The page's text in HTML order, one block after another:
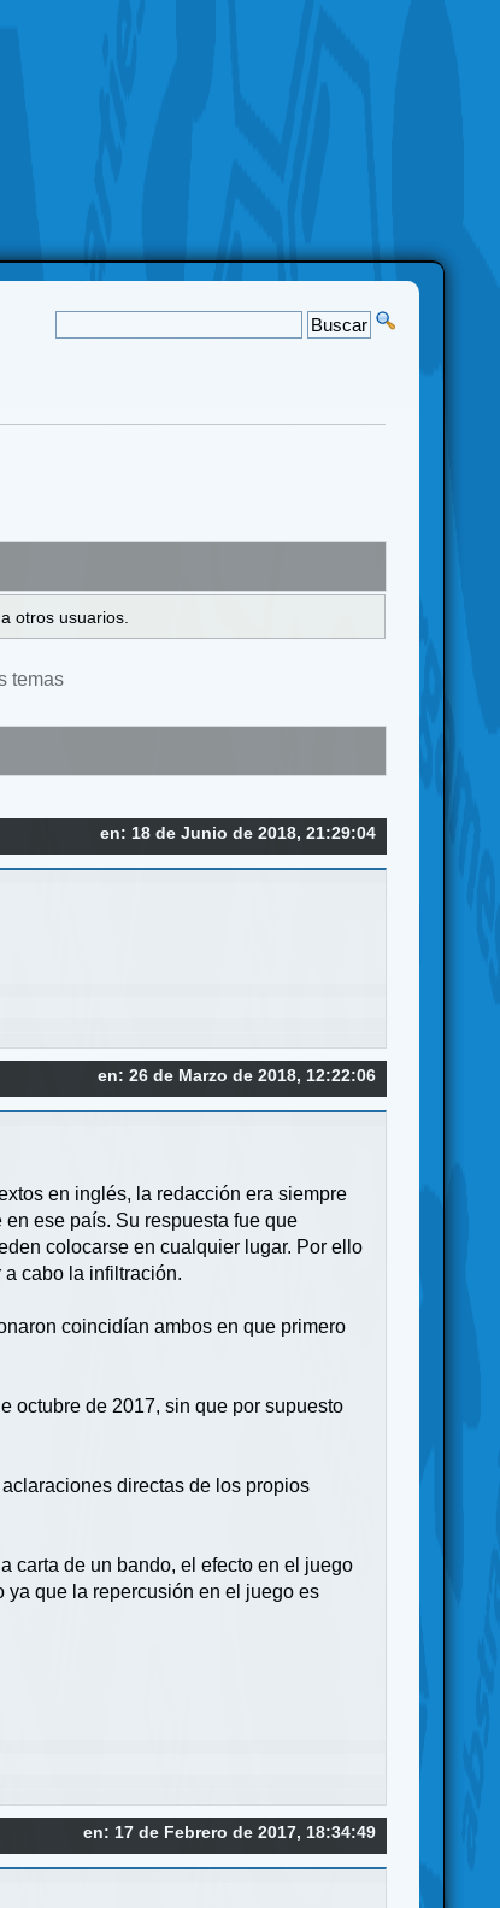
otros usuarios.
temas
en: 18 de Junio de 2018, 21:29:04
en: 26 de Marzo de 2018, 12:22:06
en inglés, la redacción era siempre
ese país. Su respuesta fue que
colocarse en cualquier lugar. Por ello
cabo la infiltración.
coincidían ambos en que primero
octubre de 2017, sin que por supuesto
directas de los propios
carta de un bando, el efecto en el juego
que la repercusión en el juego es
en: 17 de Febrero de 2017, 18:34:49